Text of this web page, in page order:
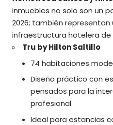
inmuebles no solo son un
2026; también representan
infraestructura hotelera de
Tru by Hilton Saltillo
74 habitaciones
Diseño práctico con
pensados para la
profesional.
Ideal para estancias